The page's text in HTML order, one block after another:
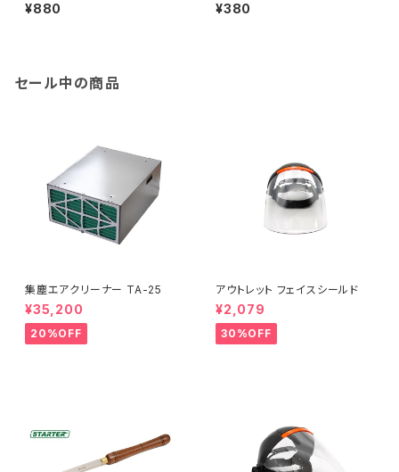
¥880 ¥380
セール中の商品
集塵エアクリーナー TA-25
¥35,200
20%OFF
アウトレット フェイスシールド
¥2,079
30%OFF